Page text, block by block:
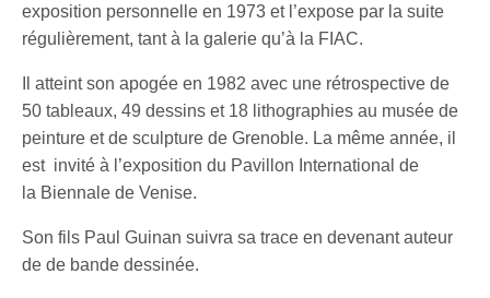
exposition personnelle en 1973 et l’expose par la suite
régulièrement, tant à la galerie qu’à la FIAC.
Il atteint son apogée en 1982 avec une rétrospective de
50 tableaux, 49 dessins et 18 lithographies au musée de
peinture et de sculpture de Grenoble. La même année, il
est invité à l’exposition du Pavillon International de
la Biennale de Venise.
Son fils Paul Guinan suivra sa trace en devenant auteur
de de bande dessinée.